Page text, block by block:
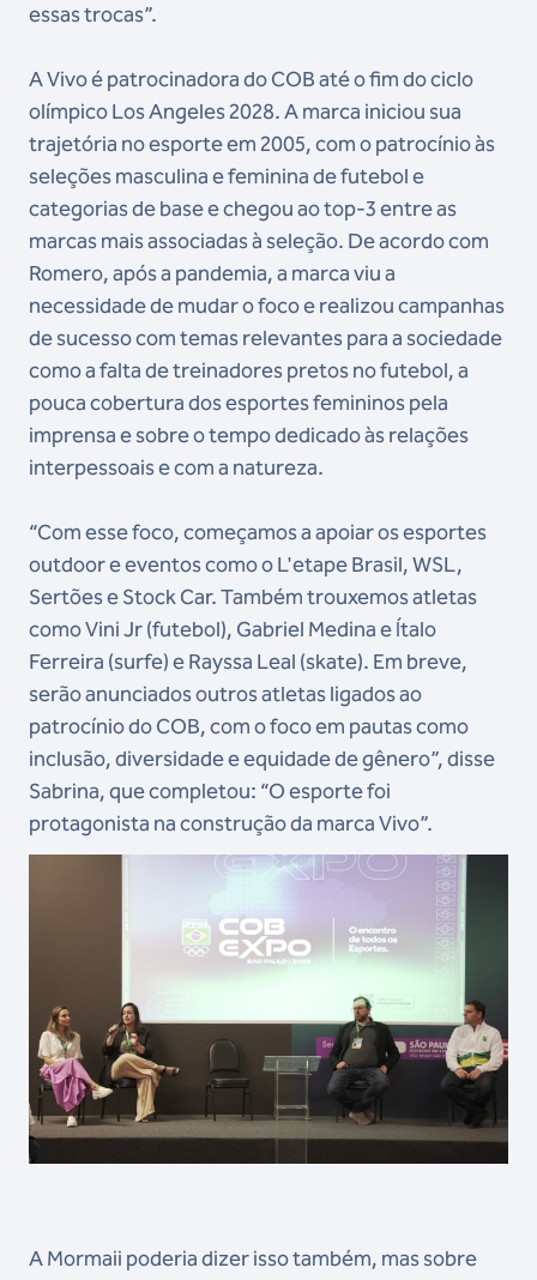
essas trocas”.
A Vivo é patrocinadora do COB até o fim do ciclo
olímpico Los Angeles 2028. A marca iniciou sua
trajetória no esporte em 2005, com o patrocínio às
seleções masculina e feminina de futebol e
categorias de base e chegou ao top-3 entre as
marcas mais associadas à seleção. De acordo com
Romero, após a pandemia, a marca viu a
necessidade de mudar o foco e realizou campanhas
de sucesso com temas relevantes para a sociedade
como a falta de treinadores pretos no futebol, a
pouca cobertura dos esportes femininos pela
imprensa e sobre o tempo dedicado às relações
interpessoais e com a natureza.
“Com esse foco, começamos a apoiar os esportes
outdoor e eventos como o L'etape Brasil, WSL,
Sertões e Stock Car. Também trouxemos atletas
como Vini Jr (futebol), Gabriel Medina e Ítalo
Ferreira (surfe) e Rayssa Leal (skate). Em breve,
serão anunciados outros atletas ligados ao
patrocínio do COB, com o foco em pautas como
inclusão, diversidade e equidade de gênero”, disse
Sabrina, que completou: “O esporte foi
protagonista na construção da marca Vivo”.
A Mormaii poderia dizer isso também, mas sobre